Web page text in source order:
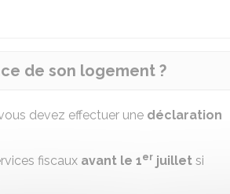
de son logement ?
devez effectuer une déclaration
fiscaux avant le 1er juillet si